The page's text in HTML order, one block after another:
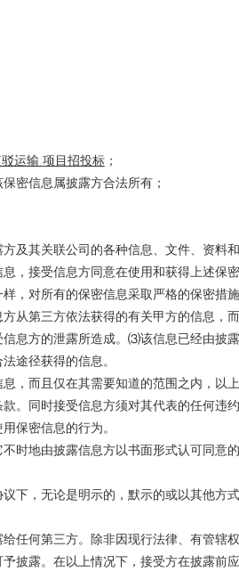
运输 项目招投标；
密信息属披露方合法所有；
及其关联公司的各种信息、文件、资料
，接受信息方同意在使用和获得上述保
，对所有的保密信息采取严格的保密措
从第三方依法获得的有关甲方的信息，
息方的泄露所造成。⑶该信息已经由披
途径获得的信息。
，而且仅在其需要知道的范围之内，以
。同时接受信息方须对其代表的任何违
保密信息的行为。
时地由披露信息方以书面形式认可同意
下，无论是明示的，默示的或以其他方
任何第三方。除非因现行法律、有管辖
披露。在以上情况下，接受方在披露前